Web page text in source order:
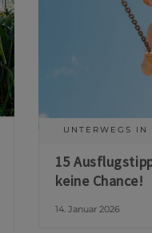
UNTERWEGS IN
15
keine Chance!
14. Januar 2026